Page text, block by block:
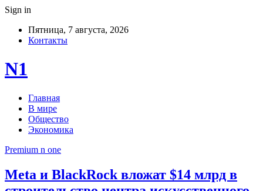
Sign in
Пятница, 7 августа, 2026
Контакты
N1
Главная
В мире
Общество
Экономика
Premium n one
Meta и BlackRock вложат $14 млрд в